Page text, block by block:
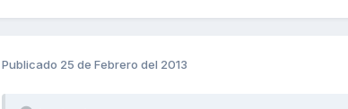
Publicado 25 de Febrero del 2013